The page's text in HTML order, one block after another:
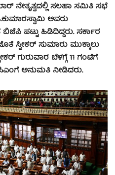
ನೇತೃತ್ವದಲ್ಲಿ ಸಲಹಾ ಸಮಿತಿ ಸಭೆ
ಅವರು
ಪಟ್ಟು ಹಿಡಿದಿದ್ದರು. ಸರ್ಕಾರ
ಸ್ಪೀಕರ್ ಸುಮಾರು ಮುಕ್ಕಾಲು
ಗುರುವಾರ ಬೆಳಗ್ಗೆ 11 ಗಂಟೆಗೆ
ಅನುಮತಿ ನೀಡಿದರು.